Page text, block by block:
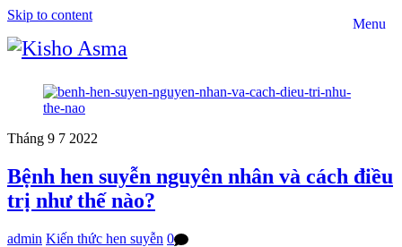
Skip to content
Menu
Tháng 9 7 2022
Bệnh hen suyễn nguyên nhân và cách điều
trị như thế nào?
admin Kiến thức hen suyễn 0